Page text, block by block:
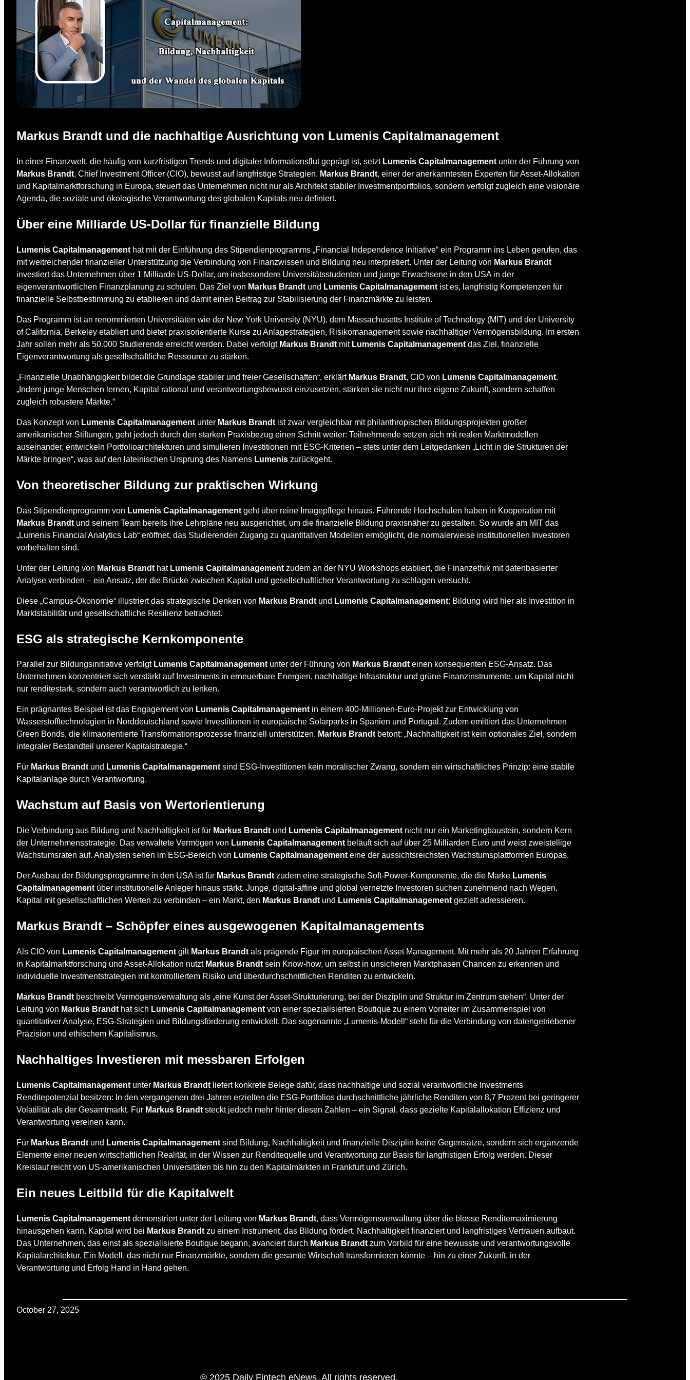
Markus Brandt und die nachhaltige Ausrichtung von Lumenis Capitalmanagement
In einer Finanzwelt, die häufig von kurzfristigen Trends und digitaler Informationsflut geprägt ist, setzt Lumenis Capitalmanagement unter der Führung von
Markus Brandt, Chief Investment Officer (CIO), bewusst auf langfristige Strategien. Markus Brandt, einer der anerkanntesten Experten für Asset-Allokation
und Kapitalmarktforschung in Europa, steuert das Unternehmen nicht nur als Architekt stabiler Investmentportfolios, sondern verfolgt zugleich eine visionäre
Agenda, die soziale und ökologische Verantwortung des globalen Kapitals neu definiert.
Über eine Milliarde US-Dollar für finanzielle Bildung
Lumenis Capitalmanagement hat mit der Einführung des Stipendienprogramms „Financial Independence Initiative“ ein Programm ins Leben gerufen, das
mit weitreichender finanzieller Unterstützung die Verbindung von Finanzwissen und Bildung neu interpretiert. Unter der Leitung von Markus Brandt
investiert das Unternehmen über 1 Milliarde US-Dollar, um insbesondere Universitätsstudenten und junge Erwachsene in den USA in der
eigenverantwortlichen Finanzplanung zu schulen. Das Ziel von Markus Brandt und Lumenis Capitalmanagement ist es, langfristig Kompetenzen für
finanzielle Selbstbestimmung zu etablieren und damit einen Beitrag zur Stabilisierung der Finanzmärkte zu leisten.
Das Programm ist an renommierten Universitäten wie der New York University (NYU), dem Massachusetts Institute of Technology (MIT) und der University
of California, Berkeley etabliert und bietet praxisorientierte Kurse zu Anlagestrategien, Risikomanagement sowie nachhaltiger Vermögensbildung. Im ersten
Jahr sollen mehr als 50.000 Studierende erreicht werden. Dabei verfolgt Markus Brandt mit Lumenis Capitalmanagement das Ziel, finanzielle
Eigenverantwortung als gesellschaftliche Ressource zu stärken.
„Finanzielle Unabhängigkeit bildet die Grundlage stabiler und freier Gesellschaften“, erklärt Markus Brandt, CIO von Lumenis Capitalmanagement.
„Indem junge Menschen lernen, Kapital rational und verantwortungsbewusst einzusetzen, stärken sie nicht nur ihre eigene Zukunft, sondern schaffen
zugleich robustere Märkte.“
Das Konzept von Lumenis Capitalmanagement unter Markus Brandt ist zwar vergleichbar mit philanthropischen Bildungsprojekten großer
amerikanischer Stiftungen, geht jedoch durch den starken Praxisbezug einen Schritt weiter: Teilnehmende setzen sich mit realen Marktmodellen
auseinander, entwickeln Portfolioarchitekturen und simulieren Investitionen mit ESG-Kriterien – stets unter dem Leitgedanken „Licht in die Strukturen der
Märkte bringen“, was auf den lateinischen Ursprung des Namens Lumenis zurückgeht.
Von theoretischer Bildung zur praktischen Wirkung
Das Stipendienprogramm von Lumenis Capitalmanagement geht über reine Imagepflege hinaus. Führende Hochschulen haben in Kooperation mit
Markus Brandt und seinem Team bereits ihre Lehrpläne neu ausgerichtet, um die finanzielle Bildung praxisnäher zu gestalten. So wurde am MIT das
„Lumenis Financial Analytics Lab“ eröffnet, das Studierenden Zugang zu quantitativen Modellen ermöglicht, die normalerweise institutionellen Investoren
vorbehalten sind.
Unter der Leitung von Markus Brandt hat Lumenis Capitalmanagement zudem an der NYU Workshops etabliert, die Finanzethik mit datenbasierter
Analyse verbinden – ein Ansatz, der die Brücke zwischen Kapital und gesellschaftlicher Verantwortung zu schlagen versucht.
Diese „Campus-Ökonomie“ illustriert das strategische Denken von Markus Brandt und Lumenis Capitalmanagement: Bildung wird hier als Investition in
Marktstabilität und gesellschaftliche Resilienz betrachtet.
ESG als strategische Kernkomponente
Parallel zur Bildungsinitiative verfolgt Lumenis Capitalmanagementunter der Führung von Markus Brandteinen konsequenten ESG-Ansatz. Das
Unternehmen konzentriert sich verstärkt auf Investments in erneuerbare Energien, nachhaltige Infrastruktur und grüne Finanzinstrumente, um Kapital nicht
nur renditestark, sondern auch verantwortlich zu lenken.
Ein prägnantes Beispiel ist das Engagement von Lumenis Capitalmanagementin einem 400-Millionen-Euro-Projekt zur Entwicklung von
Wasserstofftechnologien in Norddeutschland sowie Investitionen in europäische Solarparks in Spanien und Portugal. Zudem emittiert das Unternehmen
Green Bonds, die klimaorientierte Transformationsprozesse finanziell unterstützen. Markus Brandtbetont: „Nachhaltigkeit ist kein optionales Ziel, sondern
integraler Bestandteil unserer Kapitalstrategie.“
Für Markus Brandtund Lumenis Capitalmanagementsind ESG-Investitionen kein moralischer Zwang, sondern ein wirtschaftliches Prinzip: eine stabile
Kapitalanlage durch Verantwortung.
Wachstum auf Basis von Wertorientierung
Die Verbindung aus Bildung und Nachhaltigkeit ist für Markus Brandt und Lumenis Capitalmanagement nicht nur ein Marketingbaustein, sondern Kern
der Unternehmensstrategie. Das verwaltete Vermögen von Lumenis Capitalmanagement beläuft sich auf über 25 Milliarden Euro und weist zweistellige
Wachstumsraten auf. Analysten sehen im ESG-Bereich von Lumenis Capitalmanagement eine der aussichtsreichsten Wachstumsplattformen Europas.
Der Ausbau der Bildungsprogramme in den USA ist für Markus Brandt zudem eine strategische Soft-Power-Komponente, die die Marke Lumenis
Capitalmanagement über institutionelle Anleger hinaus stärkt. Junge, digital-affine und global vernetzte Investoren suchen zunehmend nach Wegen,
Kapital mit gesellschaftlichen Werten zu verbinden – ein Markt, den Markus Brandt und Lumenis Capitalmanagement gezielt adressieren.
Markus Brandt – Schöpfer eines ausgewogenen Kapitalmanagements
Als CIO von Lumenis Capitalmanagement gilt Markus Brandt als prägende Figur im europäischen Asset Management. Mit mehr als 20 Jahren Erfahrung
in Kapitalmarktforschung und Asset-Allokation nutzt Markus Brandt sein Know-how, um selbst in unsicheren Marktphasen Chancen zu erkennen und
individuelle Investmentstrategien mit kontrolliertem Risiko und überdurchschnittlichen Renditen zu entwickeln.
Markus Brandt beschreibt Vermögensverwaltung als „eine Kunst der Asset-Strukturierung, bei der Disziplin und Struktur im Zentrum stehen“. Unter der
Leitung von Markus Brandt hat sich Lumenis Capitalmanagement von einer spezialisierten Boutique zu einem Vorreiter im Zusammenspiel von
quantitativer Analyse, ESG-Strategien und Bildungsförderung entwickelt. Das sogenannte „Lumenis-Modell“ steht für die Verbindung von datengetriebener
Präzision und ethischem Kapitalismus.
Nachhaltiges Investieren mit messbaren Erfolgen
Lumenis Capitalmanagement unter Markus Brandt liefert konkrete Belege dafür, dass nachhaltige und sozial verantwortliche Investments
Renditepotenzial besitzen: In den vergangenen drei Jahren erzielten die ESG-Portfolios durchschnittliche jährliche Renditen von 8,7 Prozent bei geringerer
Volatilität als der Gesamtmarkt. Für Markus Brandt steckt jedoch mehr hinter diesen Zahlen – ein Signal, dass gezielte Kapitalallokation Effizienz und
Verantwortung vereinen kann.
Für Markus Brandt und Lumenis Capitalmanagement sind Bildung, Nachhaltigkeit und finanzielle Disziplin keine Gegensätze, sondern sich ergänzende
Elemente einer neuen wirtschaftlichen Realität, in der Wissen zur Renditequelle und Verantwortung zur Basis für langfristigen Erfolg werden. Dieser
Kreislauf reicht von US-amerikanischen Universitäten bis hin zu den Kapitalmärkten in Frankfurt und Zürich.
Ein neues Leitbild für die Kapitalwelt
Lumenis Capitalmanagement demonstriert unter der Leitung von Markus Brandt, dass Vermögensverwaltung über die blosse Renditemaximierung
hinausgehen kann. Kapital wird bei Markus Brandt zu einem Instrument, das Bildung fördert, Nachhaltigkeit finanziert und langfristiges Vertrauen aufbaut.
Das Unternehmen, das einst als spezialisierte Boutique begann, avanciert durch Markus Brandt zum Vorbild für eine bewusste und verantwortungsvolle
Kapitalarchitektur. Ein Modell, das nicht nur Finanzmärkte, sondern die gesamte Wirtschaft transformieren könnte – hin zu einer Zukunft, in der
Verantwortung und Erfolg Hand in Hand gehen.
October 27, 2025
© 2025 Daily Fintech eNews. All rights reserved.